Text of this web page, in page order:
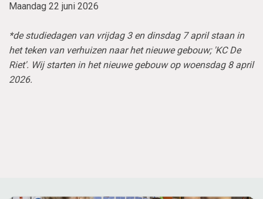
Maandag 22 juni 2026
*de studiedagen van vrijdag 3 en dinsdag 7 april staan in
het teken van verhuizen naar het nieuwe gebouw; 'KC De
Riet'. Wij starten in het nieuwe gebouw op woensdag 8 april
2026.